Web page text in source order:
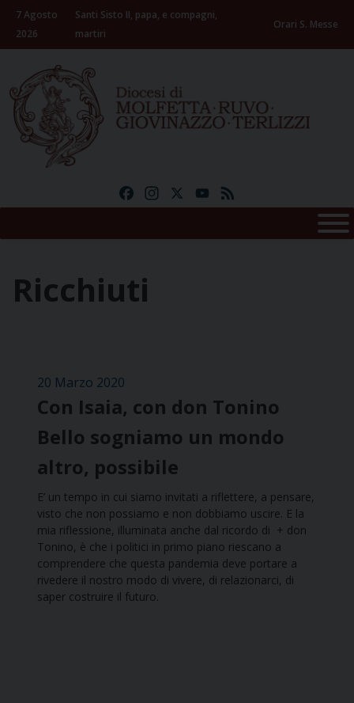
Skip
content
7 Agosto
2026
Santi Sisto II, papa, e compagni,
martiri
Orari S. Messe
FacebookInstagramYouTube
Ricchiuti
20 Marzo 2020
Con Isaia, con don Tonino
Bello sogniamo un mondo
altro, possibile
E’ un tempo in cui siamo invitati a riflettere, a pensare,
visto che non possiamo e non dobbiamo uscire. E la
mia riflessione, illuminata anche dal ricordo di + don
Tonino, è che i politici in primo piano riescano a
comprendere che questa pandemia deve portare a
rivedere il nostro modo di vivere, di relazionarci, di
saper costruire il futuro.